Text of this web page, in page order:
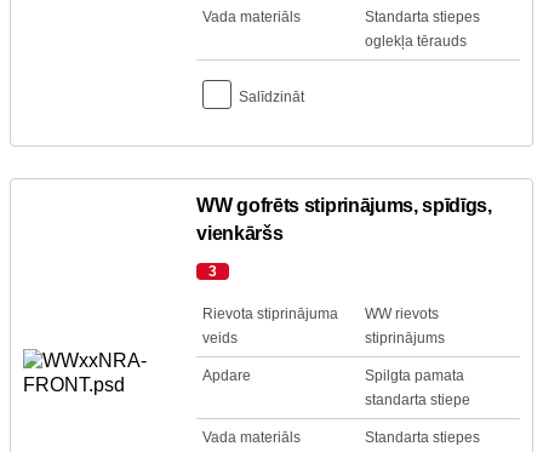
Vada materiāls
Standarta stiepes
oglekļa tērauds
Salīdzināt
WW gofrēts stiprinājums, spīdīgs,
vienkāršs
3
Rievota stiprinājuma
veids
WW rievots
stiprinājums
Apdare
Spilgta pamata
standarta stiepe
Vada materiāls
Standarta stiepes